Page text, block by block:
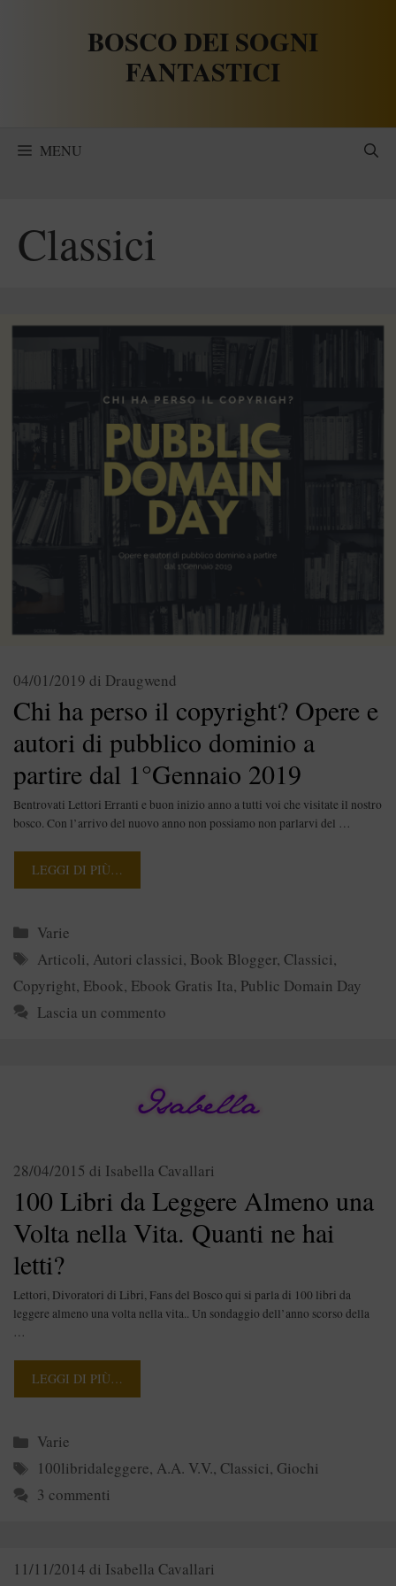
BOSCO DEI SOGNI
FANTASTICI
MENU
Classici
Chi ha perso il copyright? Opere e
autori di pubblico dominio a
partire dal 1°Gennaio 2019
04/01/2019 di Draugwend
Bentrovati Lettori Erranti e buon inizio anno a tutti voi che visitate il nostro
bosco. Con l’arrivo del nuovo anno non possiamo non parlarvi del …
LEGGI DI PIÙ…
Categorie
Varie
Tag
Articoli, Autori classici, Book Blogger,Classici,
Copyright, Ebook, Ebook Gratis Ita, Public Domain Day
Lascia un commento
100 Libri da Leggere Almeno una
Volta nella Vita. Quanti ne hai
letti?
28/04/2015 di Isabella Cavallari
Lettori, Divoratori di Libri, Fans del Bosco qui si parla di 100 libri da
leggere almeno una volta nella vita.. Un sondaggio dell’anno scorso della
…
LEGGI DI PIÙ…
Categorie
Varie
Tag
100libridaleggere, A.A. V.V.,Classici, Giochi
3 commenti
11/11/2014 di Isabella Cavallari